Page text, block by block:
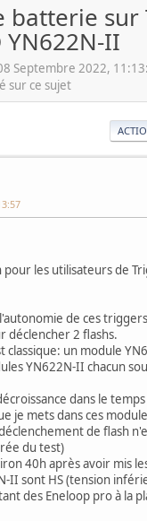
batterie sur
YN622N-II
Septembre 2022,
sur ce sujet
les utilisateurs de
de ces
déclencher 2 flashs.
un module
YN622N-II chacun
dans le
je mets dans ces
de flash
du test)
40h après avoir mis
II sont HS (tension
des Eneloop pro à la